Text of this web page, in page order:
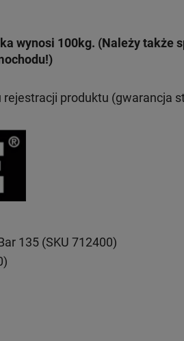
wynosi 100kg. (Należy także
produktu (gwarancja
135 (SKU 712400)